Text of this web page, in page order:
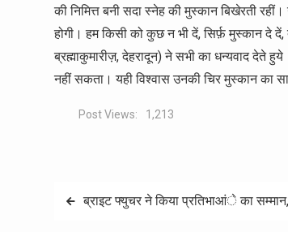
की निमित्त बनी सदा स्नेह की मुस्कान बिखेरती
होगी। हम किसी को कुछ न भी दें, सिर्फ़ मुस्कान दे
ब्रह्माकुमारीज़, देहरादून) ने सभी का धन्यवाद देते
नहीं सकता। यही विश्वास उनकी चिर मुस्कान का
Post Views: 1,213
Postब्राइट फ्युचर ने किया प्रतिभाआंे का